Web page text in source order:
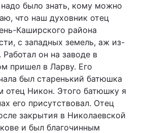
было знать, кому можно
что наш духовник отец
Каширского района
с западных земель, аж из-
он на заводе в
пришел в Ларву. Его
был старенький батюшка
отец Никон. Этого батюшку я
его присутствовал. Отец
закрытия в Николаевской
и был благочинным